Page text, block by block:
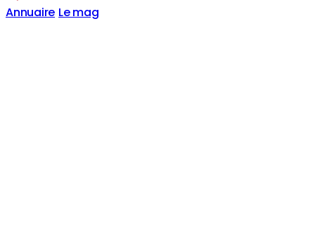
Annuaire Le mag